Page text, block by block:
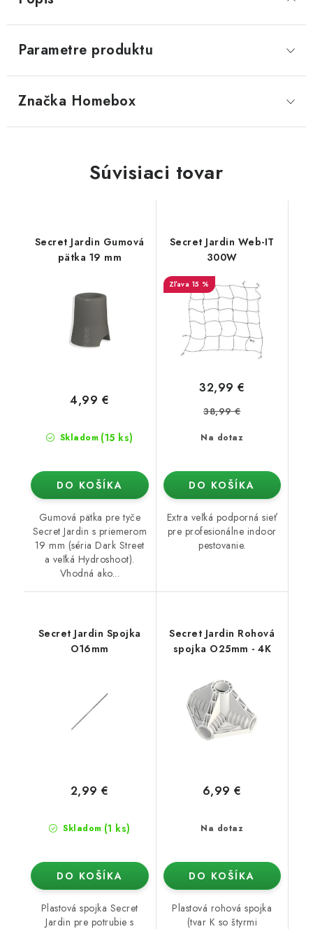
Parametre produktu
Značka Homebox
Súvisiaci tovar
Secret Jardin Gumová
pätka 19 mm
Skladom (15 ks)
4,99 €
DO KOŠÍKA
Gumová pätka pre tyče
Secret Jardin s priemerom
19 mm (séria Dark Street
a veľká Hydroshoot).
Vhodná ako...
Secret Jardin Web-IT
300W
15 %
Na dotaz
32,99 €
38,99 €
DO KOŠÍKA
Extra veľká podporná sieť
pre profesionálne indoor
pestovanie.
Secret Jardin Spojka
O16mm
Skladom (1 ks)
2,99 €
DO KOŠÍKA
Plastová spojka Secret
Jardin pre potrubie s
Secret Jardin Rohová
spojka O25mm - 4K
Na dotaz
6,99 €
DO KOŠÍKA
Plastová rohová spojka
(tvar K so štyrmi